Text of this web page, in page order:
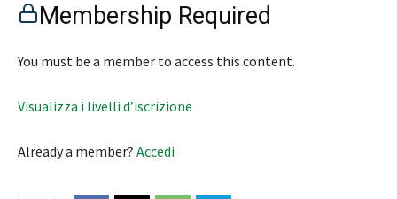
Membership Required
You must be a member to access this content.
Visualizza i livelli d’iscrizione
Already a member? Accedi